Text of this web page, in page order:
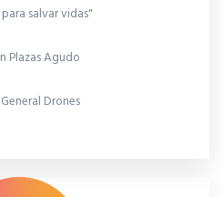
salvar vidas"
Plazas Agudo
Drones